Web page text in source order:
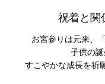
祝着と関
お宮参りは元来、
子供の
すこやかな成長を祈